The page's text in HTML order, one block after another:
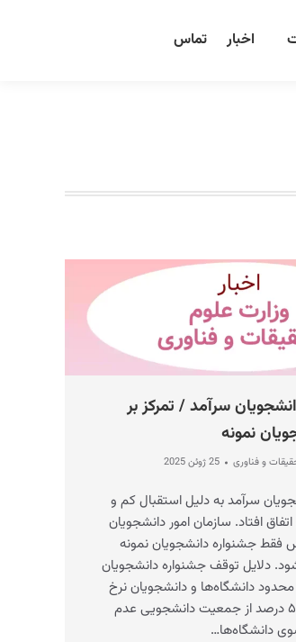
اخبار تماس
سرآمد / تمرکز بر
نمونه
و فناوری
25 ژوئن 2025
سرآمد به دلیل استقبال کم و
افتاد. سازمان امور دانشجویان
فقط جشنواره دانشجویان نمونه
دلایل توقف جشنواره دانشجویان
محدود دانشگاه‌ها و دانشجویان نرخ
مشارکت تنها ۲ تا ۵ درصد از جمعیت دانشجویی عدم
دانشگاه‌ها…